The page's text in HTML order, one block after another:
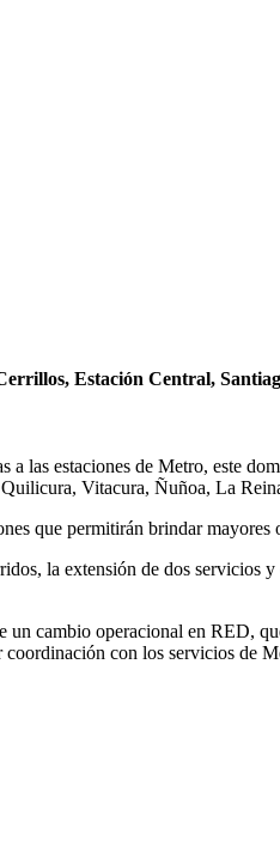
Estación Central,
las estaciones de Metro, este
Vitacura, Ñuñoa, La
que permitirán brindar
la extensión de dos
un cambio operacional en RED,
con los servicios de